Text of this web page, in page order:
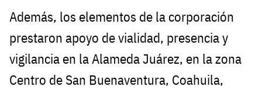
Además, los elementos de la corporación
prestaron apoyo de vialidad, presencia y
vigilancia en la Alameda Juárez, en la zona
Centro de San Buenaventura, Coahuila,